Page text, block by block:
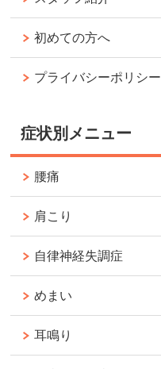
初めての方へ
プライバシーポリシー
症状別メニュー
腰痛
肩こり
自律神経失調症
めまい
耳鳴り